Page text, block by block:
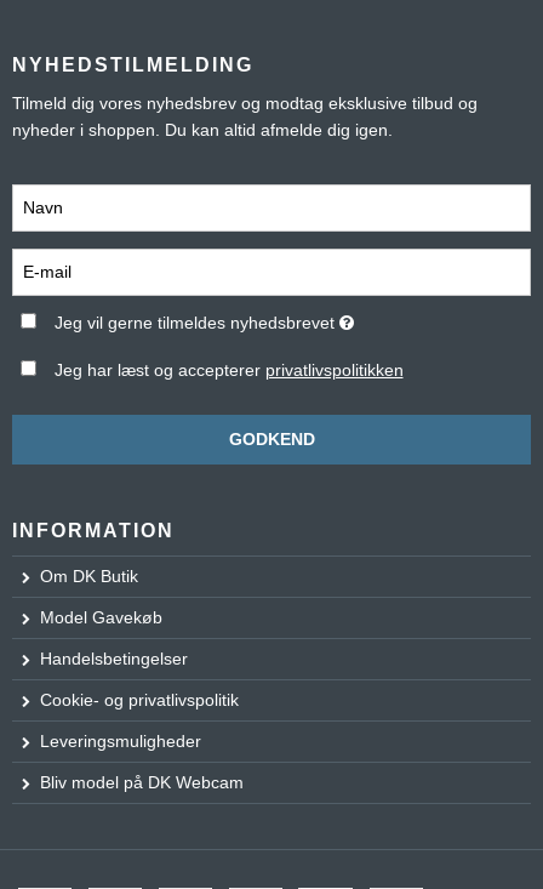
NYHEDSTILMELDING
Tilmeld dig vores nyhedsbrev og modtag eksklusive tilbud og
nyheder i shoppen. Du kan altid afmelde dig igen.
Jeg vil gerne tilmeldes nyhedsbrevet
Jeg har læst og accepterer privatlivspolitikken
GODKEND
INFORMATION
Om DK Butik
Model Gavekøb
Handelsbetingelser
Cookie- og privatlivspolitik
Leveringsmuligheder
Bliv model på DK Webcam